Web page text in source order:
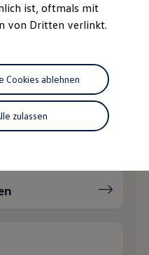
wir
ist, oftmals mit
von Dritten verlinkt.
zulassen
Cookies ablehnen